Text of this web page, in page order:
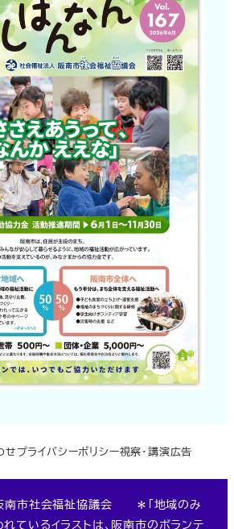
せプライバシーポリシー視察・講演広告
南市社会福祉協議会 ＊「地域のみ
ているイラストは、阪南市のボランテ